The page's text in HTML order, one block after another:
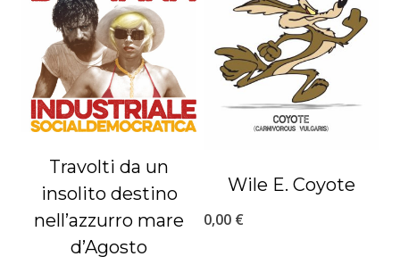
Travolti da un
insolito destino
nell’azzurro mare
d’Agosto
Wile E. Coyote
0,00 €